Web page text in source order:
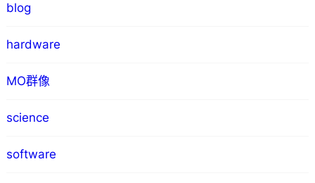
blog
hardware
MO群像
science
software